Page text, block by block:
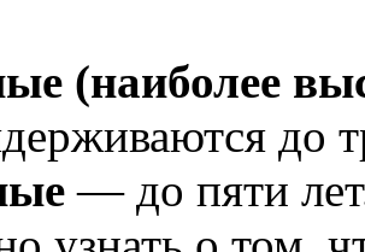
(наиболее
до
— до пяти